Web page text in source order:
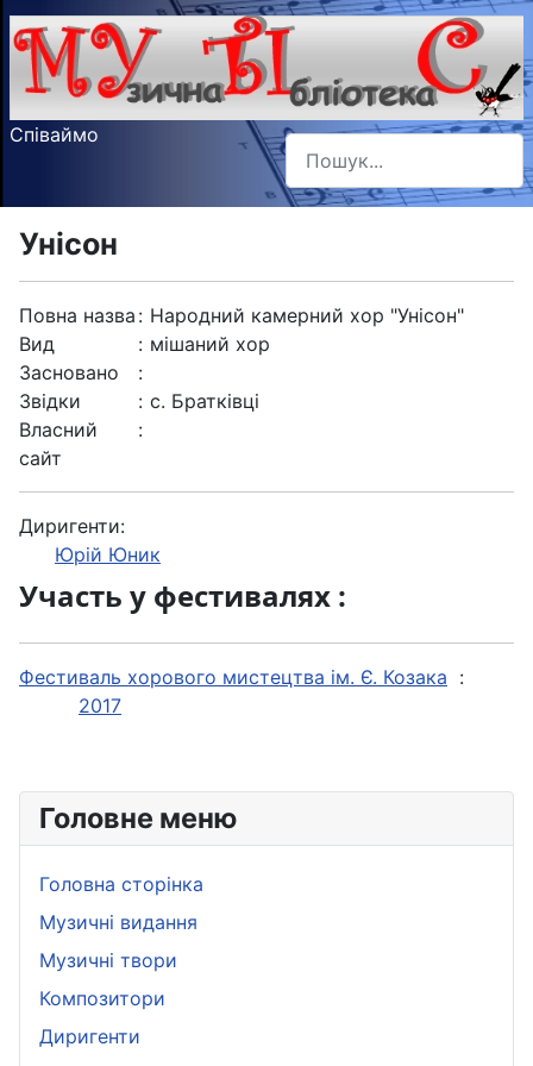
Співаймо Пошук
Type 2 or more characters
Головне меню
Головна сторінка
Музичні видання
Музичні твори
Композитори
Диригенти
Унісон
Повна назва : Народний камерний хор "Унісон"
Вид
: мішаний хор
Засновано
:
Звідки
: с. Братківці
Власний
сайт
:
Диригенти:
Юрій Юник
Участь у фестивалях :
Фестиваль хорового мистецтва ім. Є. Козака :
2017